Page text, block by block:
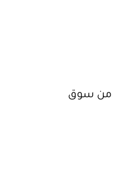
من سوق